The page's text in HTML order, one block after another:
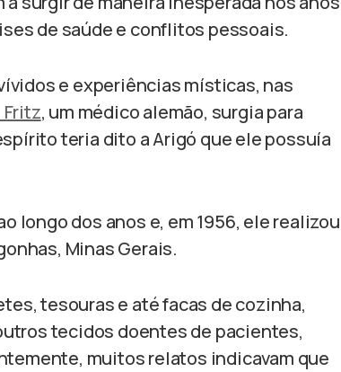
de saúde e conflitos pessoais.
e experiências místicas, nas
Fritz, um médico alemão, surgia para
teria dito a Arigó que ele possuía
longo dos anos e, em 1956, ele realizou
Minas Gerais.
tesouras e até facas de cozinha,
tecidos doentes de pacientes,
muitos relatos indicavam que